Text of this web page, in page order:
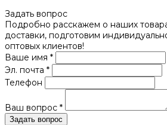
Задать вопрос
Подробно расскажем о наших
доставки, подготовим
оптовых клиентов!
Ваше имя *
Эл. почта *
Телефон
Ваш вопрос *